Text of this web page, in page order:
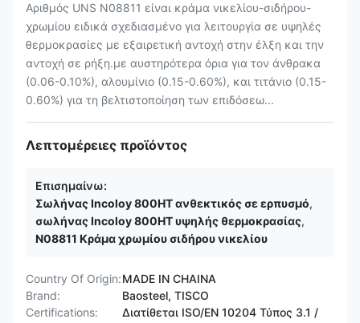
Αριθμός UNS N08811 είναι κράμα νικελίου-σιδήρου-
χρωμίου ειδικά σχεδιασμένο για λειτουργία σε υψηλές
θερμοκρασίες με εξαιρετική αντοχή στην έλξη και την
αντοχή σε ρήξη.με αυστηρότερα όρια για τον άνθρακα
(0.06-0.10%), αλουμίνιο (0.15-0.60%), και τιτάνιο (0.15-
0.60%) για τη βελτιστοποίηση των επιδόσεω...
Λεπτομέρειες προϊόντος
Επισημαίνω:
Σωλήνας Incoloy 800HT ανθεκτικός σε ερπυσμό,
σωλήνας Incoloy 800HT υψηλής θερμοκρασίας,
N08811 Κράμα χρωμίου σιδήρου νικελίου
Country Of Origin:MADE IN CHAINA
Brand:
Baosteel, TISCO
Certifications:
Διατίθεται ISO/EN 10204 Τύπος 3.1 /